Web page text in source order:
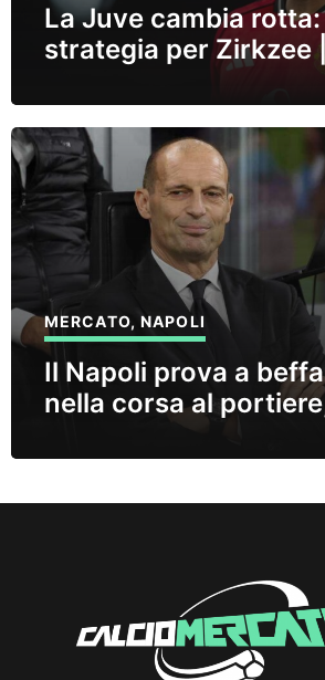
La Juve cambia rotta:
strategia per Zirkzee
MERCATO, NAPOLI
Il Napoli prova a
nella corsa al